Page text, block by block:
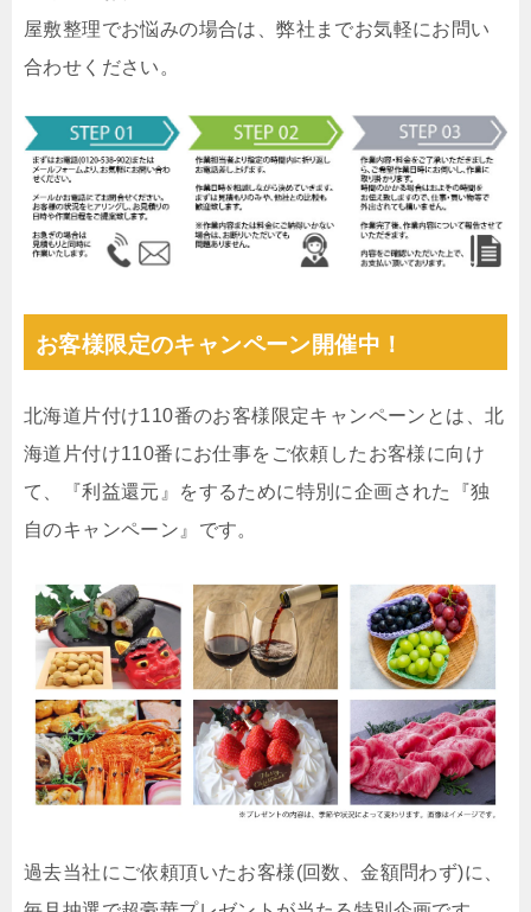
屋敷整理でお悩みの場合は、弊社までお気軽にお問い
合わせください。
お客様限定のキャンペーン開催中！
北海道片付け110番のお客様限定キャンペーンとは、北
海道片付け110番にお仕事をご依頼したお客様に向け
て、『利益還元』をするために特別に企画された『独
自のキャンペーン』です。
過去当社にご依頼頂いたお客様(回数、金額問わず)に、